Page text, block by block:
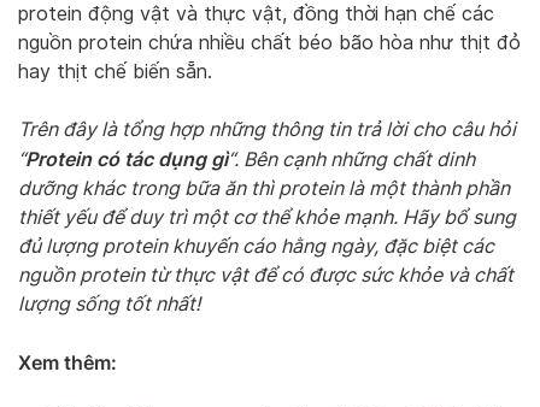
protein động vật và thực vật, đồng thời hạn chế các
nguồn protein chứa nhiều chất béo bão hòa như thịt đỏ
hay thịt chế biến sẵn.
Trên đây là tổng hợp những thông tin trả lời cho câu hỏi
“Protein có tác dụng gì“. Bên cạnh những chất dinh
dưỡng khác trong bữa ăn thì protein là một thành phần
thiết yếu để duy trì một cơ thể khỏe mạnh. Hãy bổ sung
đủ lượng protein khuyến cáo hằng ngày, đặc biệt các
nguồn protein từ thực vật để có được sức khỏe và chất
lượng sống tốt nhất!
Xem thêm: